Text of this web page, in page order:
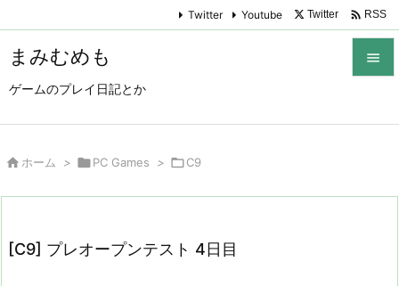
まみむめも
ゲームのプレイ日記とか

Twitter Youtube Twitter  RSS
 ホーム > PC Games > C9
[C9] プレオープンテスト 4日目